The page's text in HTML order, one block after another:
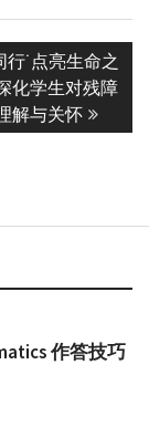
行˙点亮生命之
化学生对残障
解与关怀
作答技巧